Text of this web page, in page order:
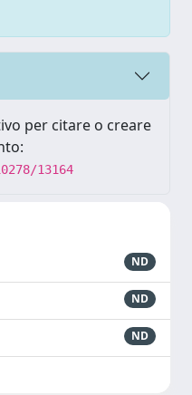
per citare o creare
13164
ND
ND
ND